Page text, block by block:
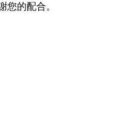
您的配合。